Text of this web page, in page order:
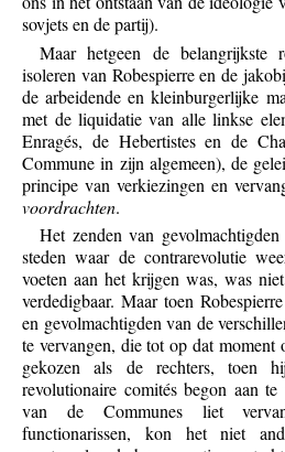
sovjets en de partij).
Maar hetgeen de
isoleren van Robespierre en de
de arbeidende en kleinburgerlijke
met de liquidatie van alle linkse
Enragés, de Hebertistes en de
Commune in zijn algemeen), de
principe van verkiezingen en
voordrachten.
Het zenden van
steden waar de contrarevolutie
voeten aan het krijgen was, was
verdedigbaar. Maar toen
en gevolmachtigden van de
te vervangen, die tot op dat moment
gekozen als de rechters, toen
revolutionaire comités begon aan
van de Communes liet
functionarissen, kon het niet